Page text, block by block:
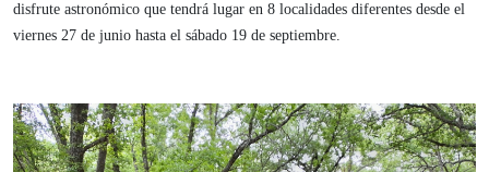
disfrute astronómico que tendrá lugar en 8 localidades diferentes desde el
viernes 27 de junio hasta el sábado 19 de septiembre.